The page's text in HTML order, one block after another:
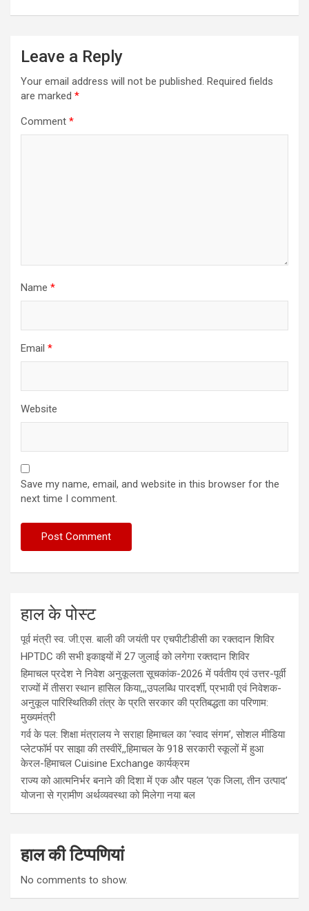
Leave a Reply
Your email address will not be published. Required fields
are marked *
Comment *
Name *
Email *
Website
Save my name, email, and website in this browser for the
next time I comment.
हाल के पोस्ट
पूर्व मंत्री स्व. जी.एस. बाली की जयंती पर एचपीटीडीसी का रक्तदान शिविर
HPTDC की सभी इकाइयों में 27 जुलाई को लगेगा रक्तदान शिविर
हिमाचल प्रदेश ने निवेश अनुकूलता सूचकांक-2026 में पर्वतीय एवं उत्तर-पूर्वी
राज्यों में तीसरा स्थान हासिल किया,,,उपलब्धि पारदर्शी, प्रभावी एवं निवेशक-
अनुकूल पारिस्थितिकी तंत्र के प्रति सरकार की प्रतिबद्धता का परिणाम:
मुख्यमंत्री
गर्व के पल: शिक्षा मंत्रालय ने सराहा हिमाचल का ‘स्वाद संगम’, सोशल मीडिया
प्लेटफॉर्म पर साझा की तस्वीरें,,हिमाचल के 918 सरकारी स्कूलों में हुआ
केरल-हिमाचल Cuisine Exchange कार्यक्रम
राज्य को आत्मनिर्भर बनाने की दिशा में एक और पहल ‘एक जिला, तीन उत्पाद’
योजना से ग्रामीण अर्थव्यवस्था को मिलेगा नया बल
हाल की टिप्पणियां
No comments to show.